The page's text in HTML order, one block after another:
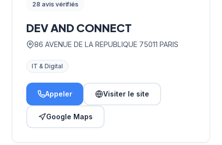
28 avis vérifiés
DEV AND CONNECT
86 AVENUE DE LA REPUBLIQUE 75011 PARIS
IT & Digital
Appeler Visiter le site
Google Maps